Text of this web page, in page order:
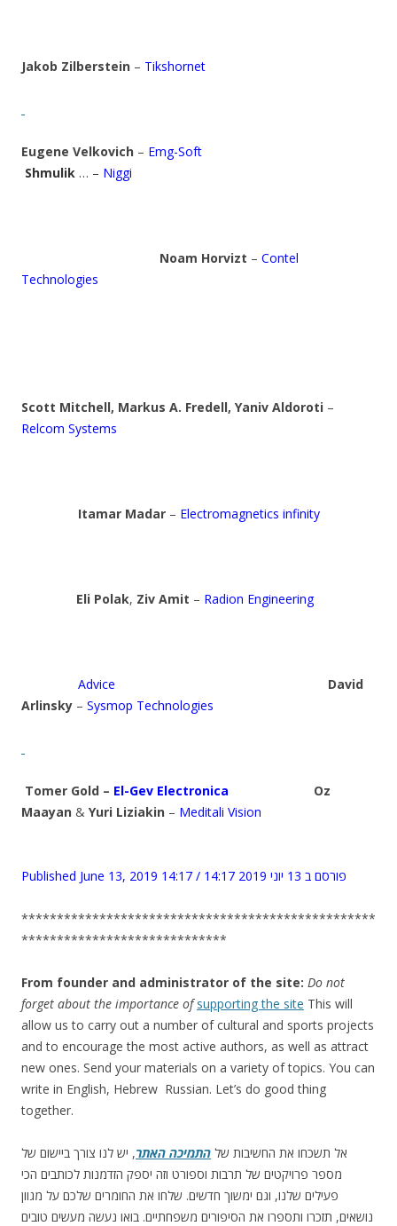
Jakob Zilberstein – Tikshornet
Eugene Velkovich – Emg-Soft
Shmulik … – Niggi
Noam Horvizt – Contel
Technologies
Scott Mitchell, Markus A. Fredell, Yaniv Aldoroti –
Relcom Systems
Itamar Madar– Electromagnetics infinity
Eli Polak, Ziv Amit – Radion Engineering
Advice
David
Arlinsky – Sysmop Technologies
Tomer Gold – El-Gev Electronica
Oz
Maayan & Yuri Liziakin – Meditali Vision
Published June 13, 2019 14:17 / פורסם ב 13 יוני 2019 14:17
**************************************************
*****************************
From founder and administrator of the site: Do not
forget about the importance ofsupporting the site This will
allow us to carry out a number of cultural and sports projects
and to encourage the most active authors, as well as attract
new ones. Send your materials on a variety of topics. You can
write in English, Hebrew Russian. Let’s do good thing
together.
אל תשכחו את החשיבות של התמיכה האתר, יש לנו צורך ביישום של
מספר פרויקטים של תרבות וספורט וזה יספק הזדמנות לכותבים הכי
פעילים שלנו, וגם ימשוך חדשים. שלחו את החומרים שלכם על מגוון
נושאים, תזכרו ותספרו את הסיפורים משפחתיים. בואו נעשה מעשים טובים